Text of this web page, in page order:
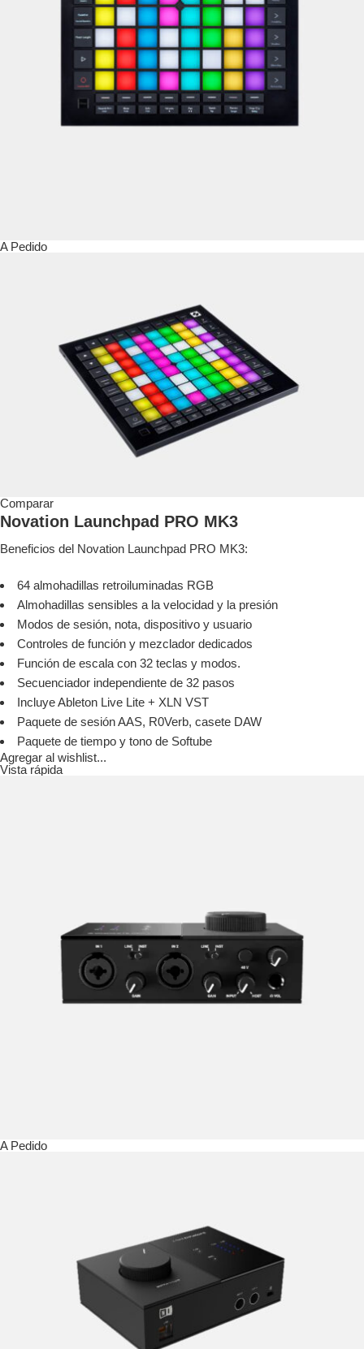
A Pedido
Comparar
Novation Launchpad PRO MK3
Beneficios del Novation Launchpad PRO MK3:
64 almohadillas retroiluminadas RGB
Almohadillas sensibles a la velocidad y la presión
Modos de sesión, nota, dispositivo y usuario
Controles de función y mezclador dedicados
Función de escala con 32 teclas y modos.
Secuenciador independiente de 32 pasos
Incluye Ableton Live Lite + XLN VST
Paquete de sesión AAS, R0Verb, casete DAW
Paquete de tiempo y tono de Softube
Agregar al wishlist...
Vista rápida
A Pedido